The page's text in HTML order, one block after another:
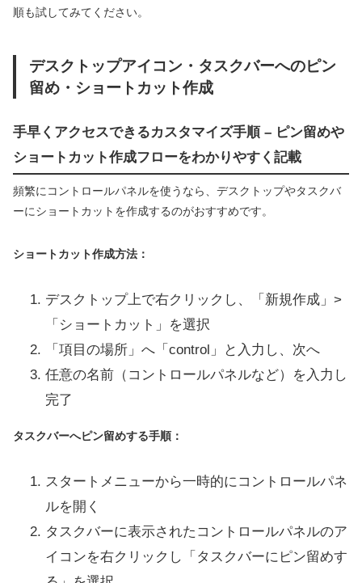
順も試してみてください。
デスクトップアイコン・タスクバーへのピン
留め・ショートカット作成
手早くアクセスできるカスタマイズ手順 – ピン留めや
ショートカット作成フローをわかりやすく記載
頻繁にコントロールパネルを使うなら、デスクトップやタスクバ
ーにショートカットを作成するのがおすすめです。
ショートカット作成方法：
デスクトップ上で右クリックし、「新規作成」>
「ショートカット」を選択
「項目の場所」へ「control」と入力し、次へ
任意の名前（コントロールパネルなど）を入力し
完了
タスクバーへピン留めする手順：
スタートメニューから一時的にコントロールパネ
ルを開く
タスクバーに表示されたコントロールパネルのア
イコンを右クリックし「タスクバーにピン留めす